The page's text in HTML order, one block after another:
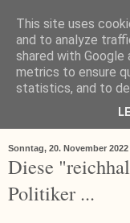
Sonntag, 20. November 2022
Diese
Politiker ...
This site uses
and to analyze
shared with
metrics to ensure
statistics, and to